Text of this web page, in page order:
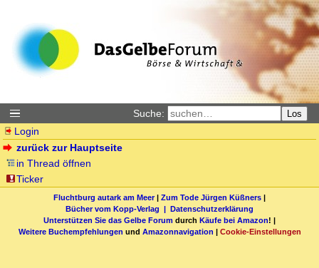
Suche: Los
Login
zurück zur Hauptseite
in Thread öffnen
Ticker
Fluchtburg autark am Meer| Zum Tode Jürgen Küßners |
Bücher vom Kopp-Verlag | Datenschutzerklärung
Unterstützen Sie das Gelbe Forum durch Käufe bei Amazon! |
Weitere Buchempfehlungen und Amazonnavigation | Cookie-Einstellungen